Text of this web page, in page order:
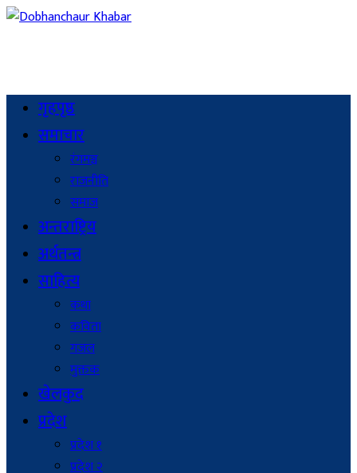
गृहपृष्ठ
समाचार
रंगमञ्च
राजनीति
समाज
अन्तराष्ट्रिय
अर्थतन्त्र
साहित्य
कथा
कविता
गजल
मुक्तक
खेलकुद
प्रदेश
प्रदेश १
प्रदेश २